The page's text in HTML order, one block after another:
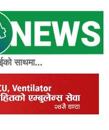
साथमा...